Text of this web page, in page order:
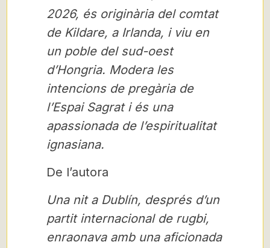
2026, és originària del comtat
de Kildare, a Irlanda, i viu en
un poble del sud-oest
d’Hongria. Modera les
intencions de pregària de
l’Espai Sagrat i és una
apassionada de l’espiritualitat
ignasiana.
De l’autora
Una nit a Dublín, després d’un
partit internacional de rugbi,
enraonava amb una aficionada